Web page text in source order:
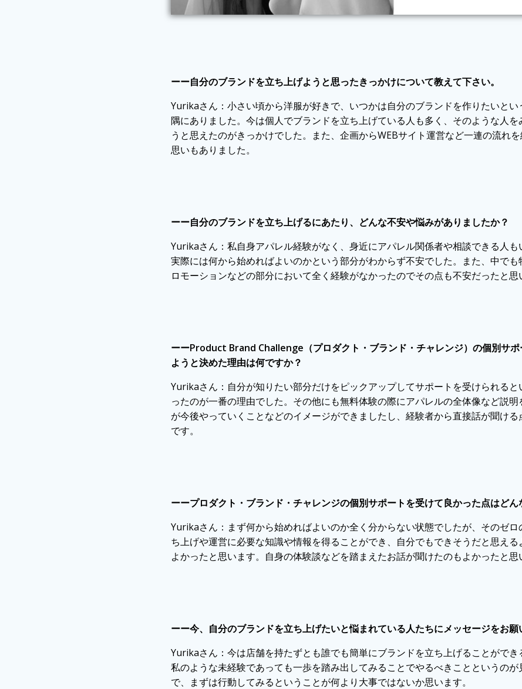
ーー自分のブランドを立ち上げようと思ったきっかけについて教えて下さい。
Yurikaさん：小さい頃から洋服が好きで、いつかは自分のブランドを作りたいと
隅にありました。今は個人でブランドを立ち上げている人も多く、そのような人を
うと思えたのがきっかけでした。また、企画からWEBサイト運営など一連の流れ
思いもありました。
ーー自分のブランドを立ち上げるにあたり、どんな不安や悩みがありましたか？
Yurikaさん：私自身アパレル経験がなく、身近にアパレル関係者や相談できる人
実際には何から始めればよいのかという部分がわからず不安でした。また、中でも
ロモーションなどの部分において全く経験がなかったのでその点も不安だったと思
ーーProduct Brand Challenge（プロダクト・ブランド・チャレンジ）の個別サポ
ようと決めた理由は何ですか？
Yurikaさん： 自分が知りたい部分だけをピックアップしてサポートを受けられる
ったのが一番の理由でした。その他にも無料体験の際にアパレルの全体像など説
が今後やっていくことなどのイメージができましたし、経験者から直接話が聞け
です。
ーープロダクト・ブランド・チャレンジの個別サポートを受けて良かった点はどん
Yurikaさん： まず何から始めればよいのか全く分からない状態でしたが、そのゼ
ち上げや運営に必要な知識や情報を得ることができ、自分でもできそうだと思え
よかったと思います。自身の体験談などを踏まえたお話が聞けたのもよかったと思
ーー今、自分のブランドを立ち上げたいと悩まれている人たちにメッセージをお願
Yurikaさん：今は店舗を持たずとも誰でも簡単にブランドを立ち上げることができ
私のような未経験であっても一歩を踏み出してみることでやるべきことというの
で、まずは行動してみるということが何より大事ではないか思います。